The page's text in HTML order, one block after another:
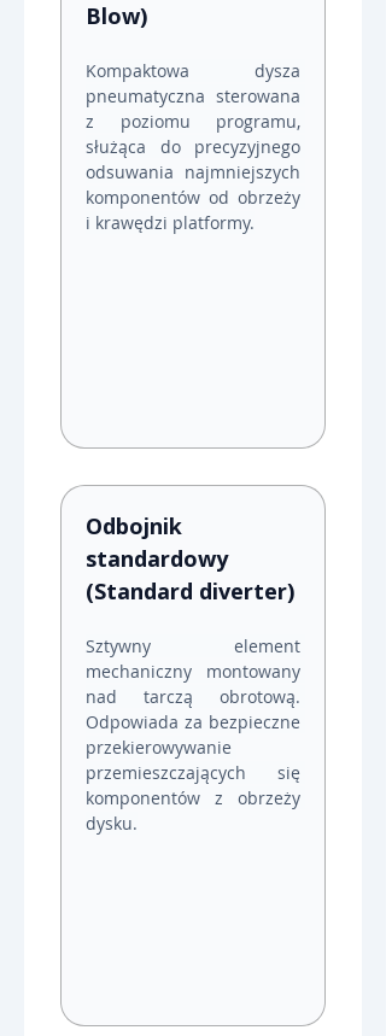
Blow)
Kompaktowa dysza
pneumatyczna sterowana
z poziomu programu,
służąca do precyzyjnego
odsuwania najmniejszych
komponentów od obrzeży
i krawędzi platformy.
Odbojnik
standardowy
(Standard diverter)
Sztywny element
mechaniczny montowany
nad tarczą obrotową.
Odpowiada za bezpieczne
przekierowywanie
przemieszczających się
komponentów z obrzeży
dysku.